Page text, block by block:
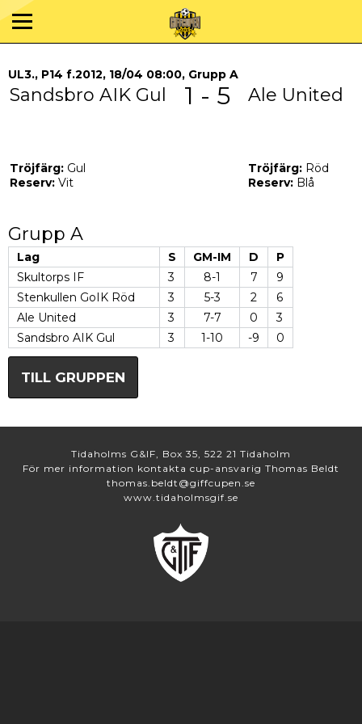
UL3., P14 f.2012, 18/04 08:00, Grupp A
Sandsbro AIK Gul 1 - 5 Ale United
Tröjfärg: Gul
Reserv: Vit
Tröjfärg: Röd
Reserv: Blå
Grupp A
Lag S GM-IM D
P
Skultorps IF
3 8-1 7
9
Stenkullen GoIK Röd
3 5-3 2
6
Ale United
3 7-7 0
3
Sandsbro AIK Gul
3 1-10 -9 0
TILL GRUPPEN
Tidaholms G&IF, Box 35, 522 21 Tidaholm
För mer information kontakta cup-ansvarig Thomas Beldt
thomas.beldt@giffcupen.se
www.tidaholmsgif.se